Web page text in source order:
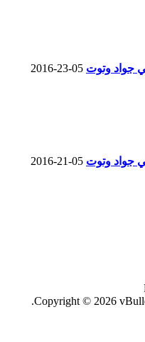
جواد وتوت
جواد وتوت
Copyright © 2026